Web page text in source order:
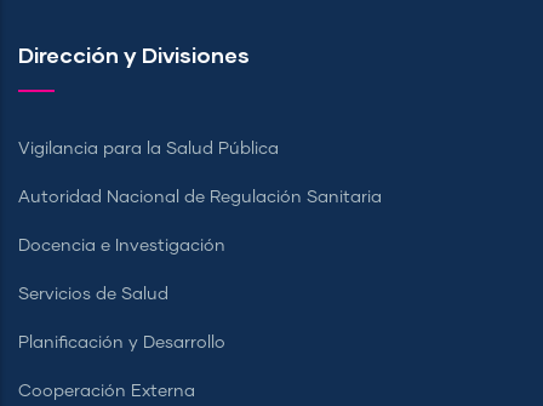
Dirección y Divisiones
Vigilancia para la Salud Pública
Autoridad Nacional de Regulación Sanitaria
Docencia e Investigación
Servicios de Salud
Planificación y Desarrollo
Cooperación Externa